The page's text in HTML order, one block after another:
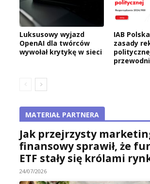
Luksusowy wyjazd
OpenAI dla twórców
wywołał krytykę w sieci
IAB
zasady
MATERIAŁ PARTNERA
Jak przejrzysty
finansowy sprawił, że
ETF stały się królami
24/07/2026